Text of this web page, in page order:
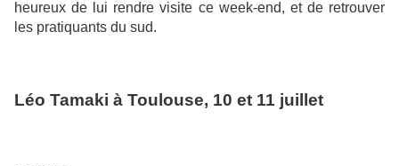
heureux de lui rendre visite ce week-end, et de retrouver
les pratiquants du sud.
Léo Tamaki à Toulouse, 10 et 11 juillet